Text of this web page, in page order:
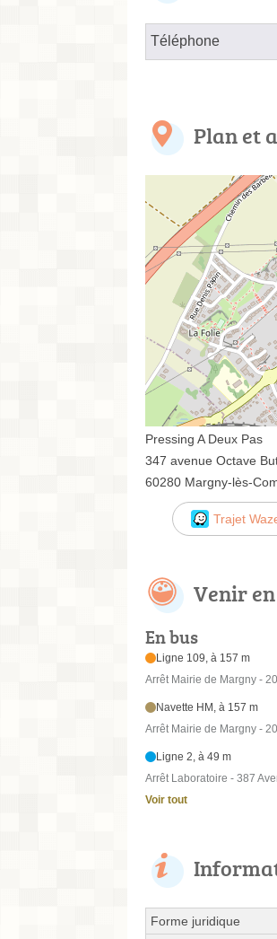
Téléphone
Plan et
Pressing A Deux Pas
347 avenue Octave
60280 Margny-lès-
Trajet
Venir
En bus
Ligne 109, à 157 m
Arrêt Mairie de Margny -
Navette HM, à 157 m
Arrêt Mairie de Margny -
Ligne 2, à 49 m
Arrêt Laboratoire - 387
Voir tout
Forme juridique